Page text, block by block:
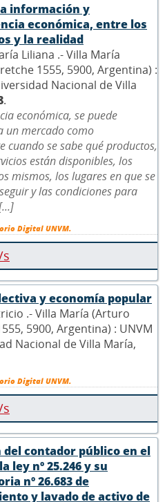
información y
económica, entre los
y la realidad
Liliana .- Villa María
1555, 5900, Argentina) :
Nacional de Villa
.
económica, se puede
un mercado como
cuando se sabe qué productos,
están disponibles, los
mismos, los lugares en que se
y las condiciones para
Digital UNVM.
y economía popular
.- Villa María (Arturo
5900, Argentina) : UNVM
Nacional de Villa María,
Digital UNVM.
contador público en el
ley nº 25.246 y su
nº 26.683 de
y lavado de activo de